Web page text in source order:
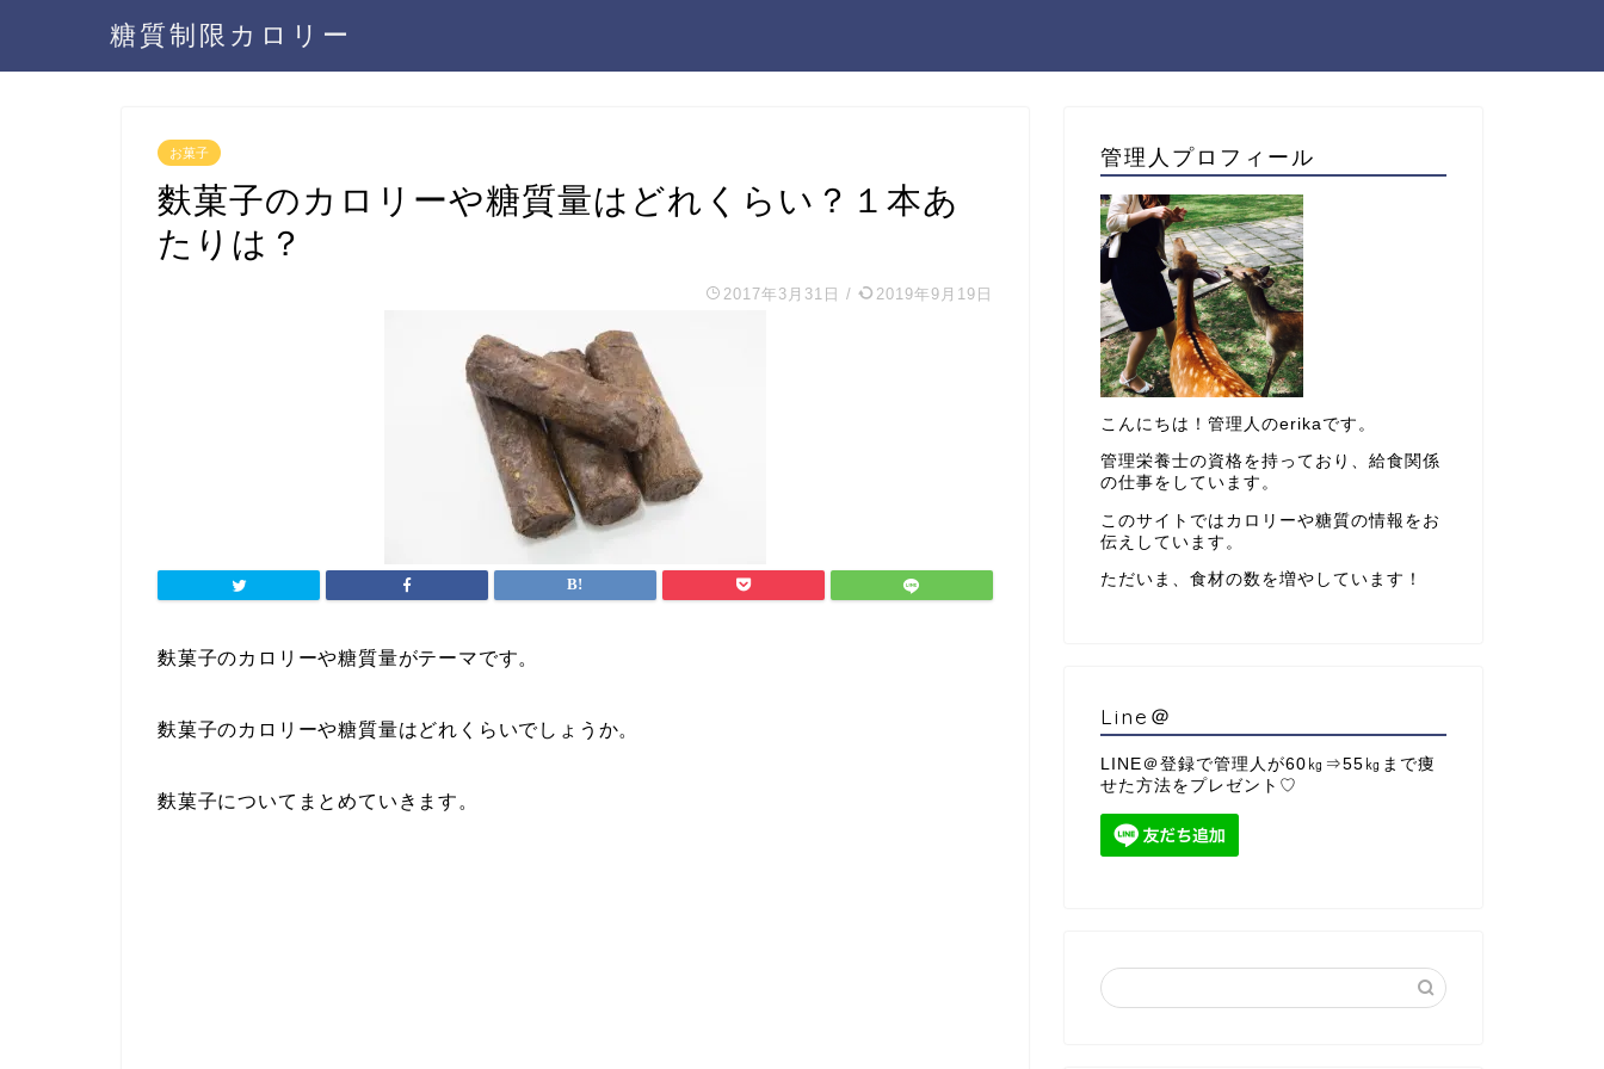
糖質制限カロリー
お菓子
麩菓子のカロリーや糖質量はどれくらい？１本あ
たりは？
2017年3月31日 / 2019年9月19日
麩菓子のカロリーや糖質量がテーマです。
麩菓子のカロリーや糖質量はどれくらいでしょうか。
麩菓子についてまとめていきます。
管理人プロフィール
こんにちは！管理人のerikaです。
管理栄養士の資格を持っており、給食関係
の仕事をしています。
このサイトではカロリーや糖質の情報をお
伝えしています。
ただいま、食材の数を増やしています！
Line＠
LINE＠登録で管理人が60㎏⇒55㎏まで痩
せた方法をプレゼント♡